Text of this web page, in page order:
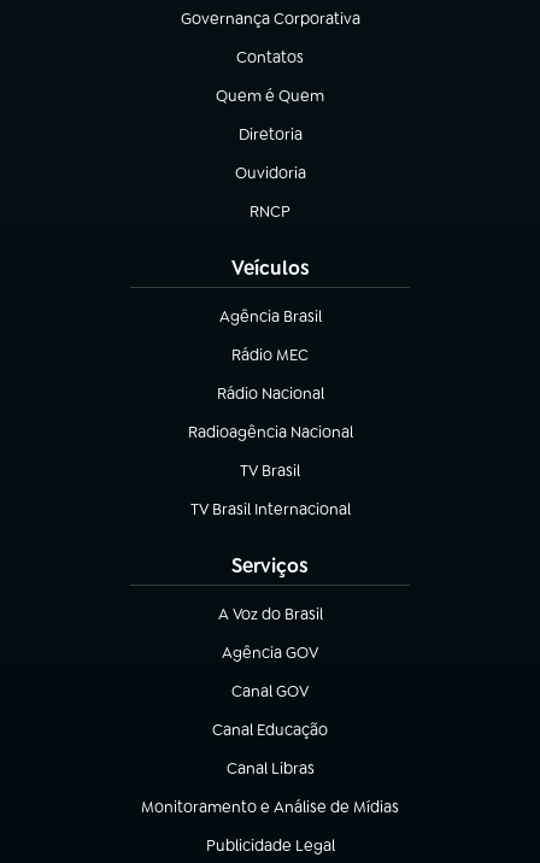
Governança Corporativa
(abre em nova aba)
Contatos
(abre em nova aba)
Quem é Quem
(abre em nova aba)
Diretoria
(abre em nova aba)
Ouvidoria
(abre em nova aba)
RNCP
(abre em nova aba)
Veículos
Agência Brasil
(abre em nova aba)
Rádio MEC
Rádio Nacional
(abre em nova aba)
Radioagência Nacional
(abre em nova aba)
TV Brasil
(abre em nova aba)
TV Brasil Internacional
(abre em nova aba)
Serviços
A Voz do Brasil
(abre em nova aba)
Agência GOV
(abre em nova aba)
Canal GOV
(abre em nova aba)
Canal Educação
(abre em nova aba)
Canal Libras
(abre em nova aba)
Monitoramento e Análise de Mídias
(abre em nova aba)
Publicidade Legal
(abre em nova aba)